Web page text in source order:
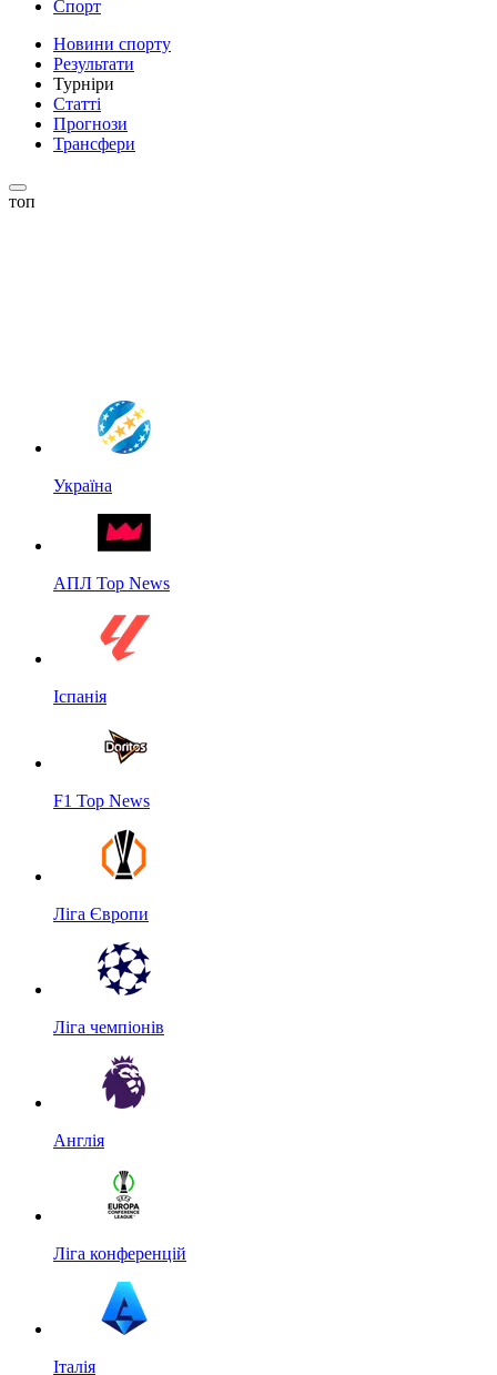
Спорт
Новини спорту
Результати
Турніри
Статті
Прогнози
Трансфери
топ
Україна
АПЛ Top News
Іспанія
F1 Top News
Ліга Європи
Ліга чемпіонів
Англія
Ліга конференцій
Італія